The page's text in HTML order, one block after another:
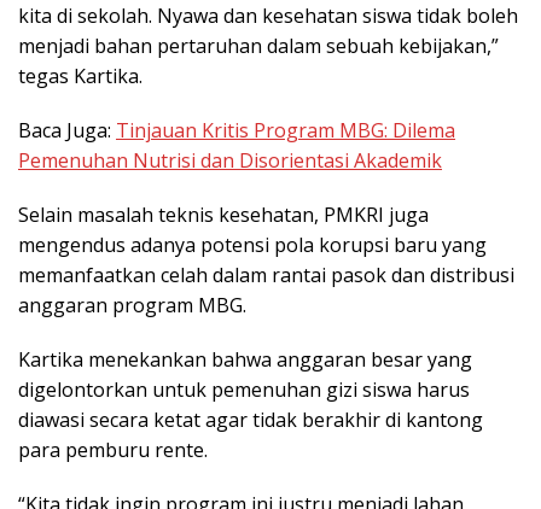
kita di sekolah. Nyawa dan kesehatan siswa tidak boleh
menjadi bahan pertaruhan dalam sebuah kebijakan,”
tegas Kartika.
Baca Juga: Tinjauan Kritis Program MBG: Dilema
Pemenuhan Nutrisi dan Disorientasi Akademik
Selain masalah teknis kesehatan, PMKRI juga
mengendus adanya potensi pola korupsi baru yang
memanfaatkan celah dalam rantai pasok dan distribusi
anggaran program MBG.
Kartika menekankan bahwa anggaran besar yang
digelontorkan untuk pemenuhan gizi siswa harus
diawasi secara ketat agar tidak berakhir di kantong
para pemburu rente.